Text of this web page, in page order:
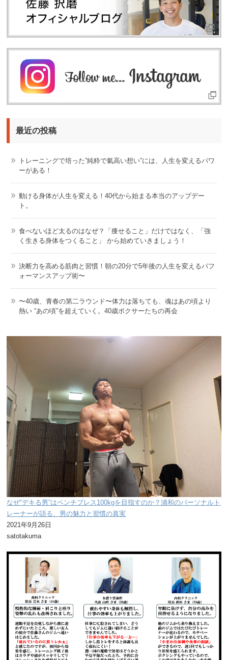
最近の投稿
トレーニングで培った”純粋で氣高い想い”には、人生を変えるパワ
ーがある！
動ける身体が人生を変える！40代から始まる本当のアップデー
ト。
食べないほど太るのはなぜ？「痩せること」だけではなく、「強
く生きる身体をつくること」 から始めていきましょう！
決断力を高める筋肉と習慣！朝の20分で5年後の人生を変えるパフ
ォーマンスアップ術〜
〜40歳、青春の第二ラウンド〜体力は落ちても、魂はあの頃より
熱い “あの頃”を超えていく。40歳ボクサーたちの再会
なぜ“デキる男”はベンチプレス100kgを目指すのか？浦和のパーソナルト
レーナーが語る、男の魅力と習慣の真実
2021年9月26日
satotakuma